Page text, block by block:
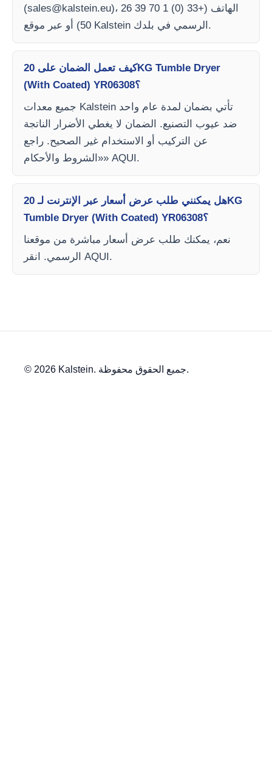
(sales@kalstein.eu)، الهاتف (+33 (0) 1 70 39 26
50) أو عبر موقع Kalstein الرسمي في بلدك.
كيف تعمل الضمان على 20KG Tumble Dryer
(With Coated) YR06308؟
جميع معدات Kalstein تأتي بضمان لمدة عام واحد
ضد عيوب التصنيع. الضمان لا يغطي الأضرار الناتجة
عن التركيب أو الاستخدام غير الصحيح. راجع
«الشروط والأحكام» AQUI.
هل يمكنني طلب عرض أسعار عبر الإنترنت لـ 20KG
Tumble Dryer (With Coated) YR06308؟
نعم، يمكنك طلب عرض أسعار مباشرة من موقعنا
الرسمي. انقر AQUI.
© 2026 Kalstein. جميع الحقوق محفوظة.